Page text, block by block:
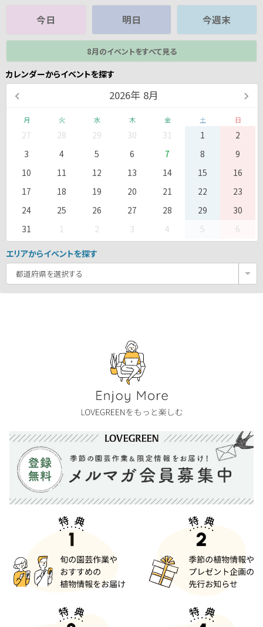
今日 明日 今週末
8月のイベントをすべて見る
カレンダーからイベントを探す
2026年 8月
月 火 水 木 金 土 日
27 28 29 30 31 1
2
3
4 5 6 7 8
9
10
11 12 13 14 15
16
17
18 19 20 21 22
23
24
25 26 27 28 29
30
31
1 2 3 4 5 6
エリアからイベントを探す